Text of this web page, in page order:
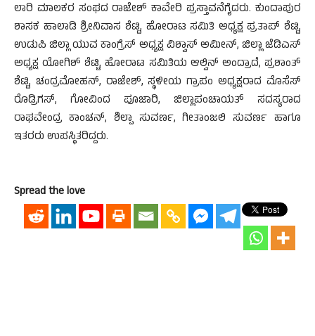
ಲಾರಿ ಮಾಲಕರ ಸಂಘದ ರಾಜೇಶ್ ಕಾವೇರಿ ಪ್ರಸ್ತಾವನೆಗೈದರು. ಕುಂದಾಪುರ
ಶಾಸಕ ಹಾಲಾಡಿ ಶ್ರೀನಿವಾಸ ಶೆಟ್ಟಿ, ಹೋರಾಟ ಸಮಿತಿ ಅಧ್ಯಕ್ಷ ಪ್ರತಾಪ್ ಶೆಟ್ಟಿ,
ಉಡುಪಿ ಜಿಲ್ಲಾ ಯುವ ಕಾಂಗ್ರೆಸ್ ಅಧ್ಯಕ್ಷ ವಿಶ್ವಾಸ್ ಅಮೀನ್, ಜಿಲ್ಲಾ ಜೆಡಿಎಸ್
ಅಧ್ಯಕ್ಷ ಯೋಗಿಶ್ ಶೆಟ್ಟಿ, ಹೋರಾಟ ಸಮಿತಿಯ ಆಲ್ವಿನ್ ಅಂದ್ರಾದೆ, ಪ್ರಶಾಂತ್
ಶೆಟ್ಟಿ, ಚಂದ್ರಮೋಹನ್, ರಾಜೇಶ್, ಸ್ಥಳೀಯ ಗ್ರಾಪಂ ಅಧ್ಯಕ್ಷರಾದ ಮೊಸೆಸ್
ರೊಡ್ರಿಗಸ್, ಗೋವಿಂದ ಪೂಜಾರಿ, ಜಿಲ್ಲಾಪಂಚಾಯತ್ ಸದಸ್ಯರಾದ
ರಾಘವೇಂದ್ರ ಕಾಂಚನ್, ಶಿಲ್ಪಾ ಸುವರ್ಣ, ಗೀತಾಂಜಲಿ ಸುವರ್ಣ ಹಾಗೂ
ಇತರರು ಉಪಸ್ಥಿತರಿದ್ದರು.
Spread the love